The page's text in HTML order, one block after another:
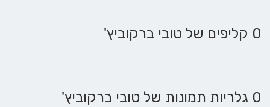
0 קליפים של טובי ברקוביץ'
0 גלריות תמונות של טובי ברקוביץ'